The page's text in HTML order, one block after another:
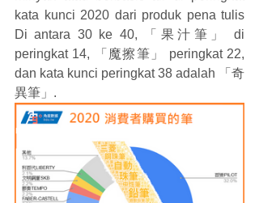
kata kunci 2020 dari produk pena tulis
Di antara 30 ke 40,
「果汁筆」
di
peringkat 14,
「魔擦筆」
peringkat 22,
dan kata kunci peringkat 38 adalah
「奇
異筆」.